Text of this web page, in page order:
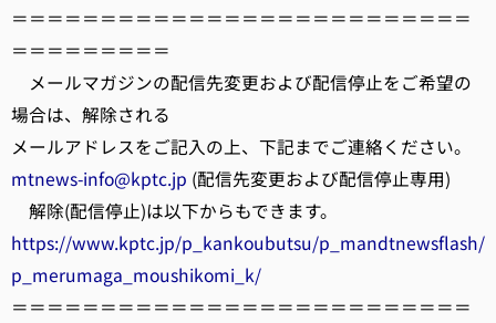
＝＝＝＝＝＝＝＝＝＝＝＝＝＝＝＝＝＝＝＝＝＝＝＝＝＝
＝＝＝＝＝＝＝＝＝
メールマガジンの配信先変更および配信停止をご希望の
場合は、解除される
メールアドレスをご記入の上、下記までご連絡ください。
mtnews-info@kptc.jp (配信先変更および配信停止専用)
解除(配信停止)は以下からもできます。
https://www.kptc.jp/p_kankoubutsu/p_mandtnewsflash/
p_merumaga_moushikomi_k/
＝＝＝＝＝＝＝＝＝＝＝＝＝＝＝＝＝＝＝＝＝＝＝＝＝＝